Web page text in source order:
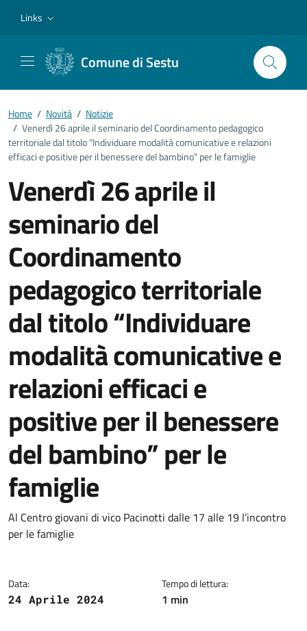
Links
Comune di Sestu
Home / Novità / Notizie
/ Venerdì 26 aprile il seminario del Coordinamento pedagogico
territoriale dal titolo “Individuare modalità comunicative e relazioni
efficaci e positive per il benessere del bambino” per le famiglie
Venerdì 26 aprile il
seminario del
Coordinamento
pedagogico territoriale
dal titolo “Individuare
modalità comunicative e
relazioni efficaci e
positive per il benessere
del bambino” per le
famiglie
Dettagli della notizia
Al Centro giovani di vico Pacinotti dalle 17 alle 19 l’incontro
per le famiglie
Data:
24 Aprile 2024
Tempo di lettura:
1 min